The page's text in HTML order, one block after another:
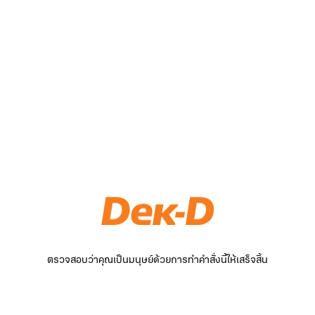
ตรวจสอบว่าคุณเป็นมนุษย์ด้วยการทำคำสั่งนี้ให้เสร็จสิ้น